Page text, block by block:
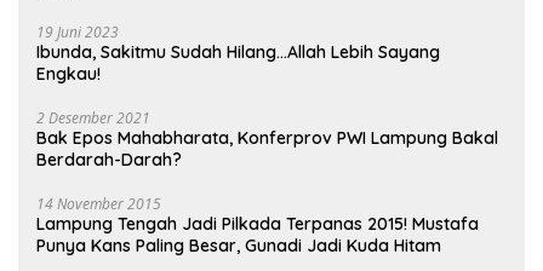
19 Juni 2023
Ibunda, Sakitmu Sudah Hilang…Allah Lebih Sayang
Engkau!
2 Desember 2021
Bak Epos Mahabharata, Konferprov PWI Lampung Bakal
Berdarah-Darah?
14 November 2015
Lampung Tengah Jadi Pilkada Terpanas 2015! Mustafa
Punya Kans Paling Besar, Gunadi Jadi Kuda Hitam